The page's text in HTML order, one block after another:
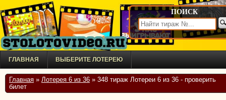
ПОИСК
ГЛАВНАЯ ВЫБЕРИТЕ ЛОТЕРЕЮ
Главная » Лотерея 6 из 36 » 348 тираж Лотереи 6 из 36 - проверить
билет